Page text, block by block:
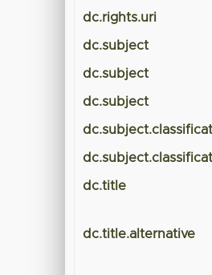
dc.rights.uri
dc.subject
dc.subject
dc.subject
dc.title
dc.title.alternative